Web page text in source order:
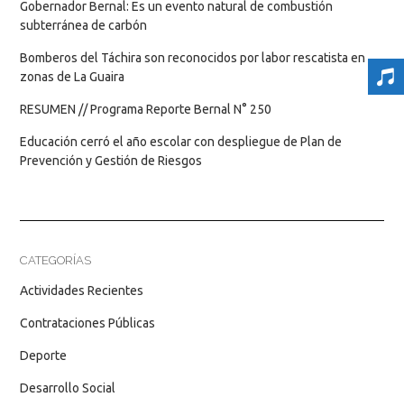
Gobernador Bernal: Es un evento natural de combustión
subterránea de carbón
Bomberos del Táchira son reconocidos por labor rescatista en
zonas de La Guaira
RESUMEN // Programa Reporte Bernal N° 250
Educación cerró el año escolar con despliegue de Plan de
Prevención y Gestión de Riesgos
CATEGORÍAS
Actividades Recientes
Contrataciones Públicas
Deporte
Desarrollo Social